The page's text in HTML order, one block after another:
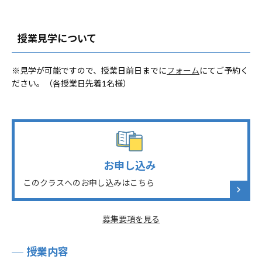
授業見学について
※見学が可能ですので、授業日前日までにフォームにてご予約く
ださい。（各授業日先着1名様）
お申し込み
このクラスへのお申し込みはこちら
募集要項を見る
授業内容